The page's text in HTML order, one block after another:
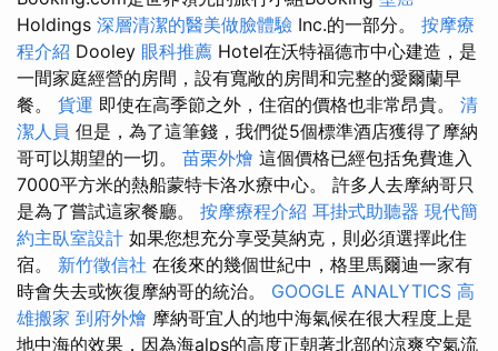
Holdings 深層清潔的醫美做臉體驗 Inc.的一部分。 按摩療
程介紹 Dooley 眼科推薦 Hotel在沃特福德市中心建造，是
一間家庭經營的房間，設有寬敞的房間和完整的愛爾蘭早
餐。 貨運 即使在高季節之外，住宿的價格也非常昂貴。 清
潔人員 但是，為了這筆錢，我們從5個標準酒店獲得了摩納
哥可以期望的一切。 苗栗外燴 這個價格已經包括免費進入
7000平方米的熱船蒙特卡洛水療中心。 許多人去摩納哥只
是為了嘗試這家餐廳。 按摩療程介紹 耳掛式助聽器 現代簡
約主臥室設計 如果您想充分享受莫納克，則必須選擇此住
宿。 新竹徵信社 在後來的幾個世紀中，格里馬爾迪一家有
時會失去或恢復摩納哥的統治。 GOOGLE ANALYTICS 高
雄搬家 到府外燴 摩納哥宜人的地中海氣候在很大程度上是
地中海的效果，因為海alps的高度正朝著北部的涼爽空氣流